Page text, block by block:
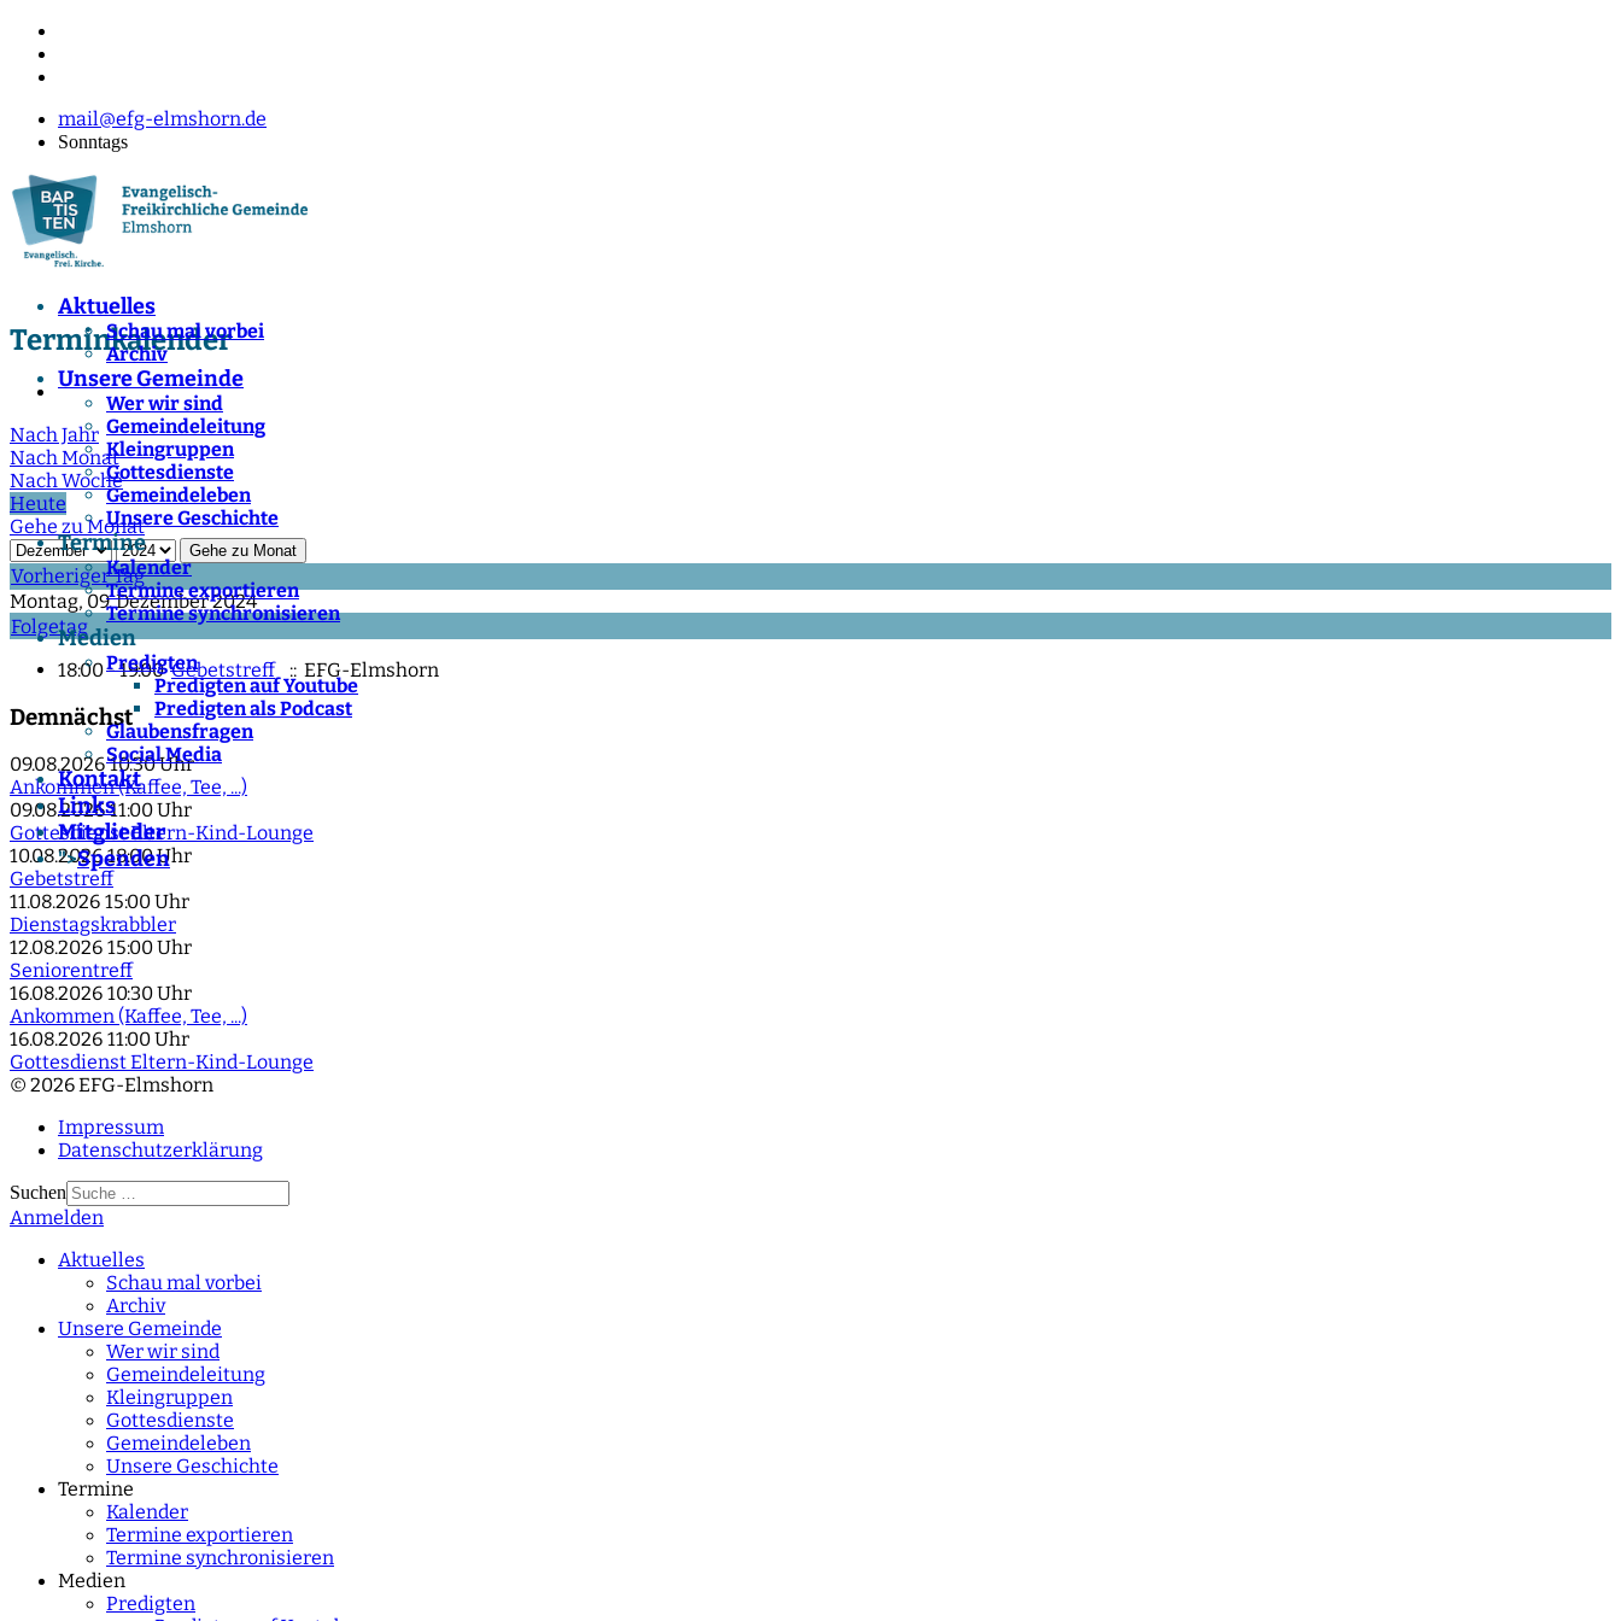
mail@efg-elmshorn.de
Sonntags
Aktuelles
Schau mal vorbei
Archiv
Unsere Gemeinde
Wer wir sind
Gemeindeleitung
Kleingruppen
Gottesdienste
Gemeindeleben
Unsere Geschichte
Termine
Kalender
Termine exportieren
Termine synchronisieren
Medien
Predigten
Predigten auf Youtube
Predigten als Podcast
Glaubensfragen
Social Media
Kontakt
Links
Mitglieder
">Spenden
Terminkalender
Nach Jahr
Nach Monat
Nach Woche
Heute
Gehe zu Monat
Gehe zu Monat
Vorheriger Tag
Montag, 09. Dezember 2024
Folgetag
18:00 - 19:00Gebetstreff :: EFG-Elmshorn
Demnächst
09.08.2026 10:30 Uhr
Ankommen (Kaffee, Tee, ...)
09.08.2026 11:00 Uhr
Gottesdienst Eltern-Kind-Lounge
10.08.2026 18:00 Uhr
Gebetstreff
11.08.2026 15:00 Uhr
Dienstagskrabbler
12.08.2026 15:00 Uhr
Seniorentreff
16.08.2026 10:30 Uhr
Ankommen (Kaffee, Tee, ...)
16.08.2026 11:00 Uhr
Gottesdienst Eltern-Kind-Lounge
© 2026 EFG-Elmshorn
Impressum
Datenschutzerklärung
Suchen
Type 2 or more
Anmelden
Aktuelles
Schau mal vorbei
Archiv
Unsere Gemeinde
Wer wir sind
Gemeindeleitung
Kleingruppen
Gottesdienste
Gemeindeleben
Unsere Geschichte
Termine
Kalender
Termine exportieren
Termine synchronisieren
Medien
Predigten